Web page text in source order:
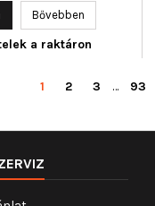
Bővebben
a raktáron
1 2 3 … 93